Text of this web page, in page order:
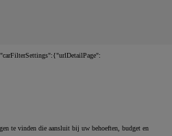
te vinden die aansluit bij uw behoeften, budget en